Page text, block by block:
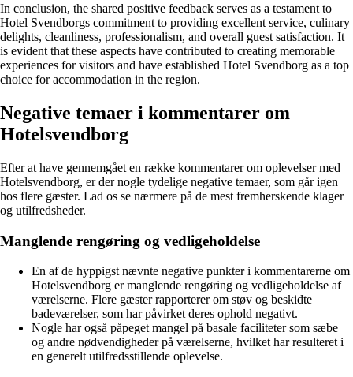
In conclusion, the shared positive feedback serves as a testament to
Hotel Svendborgs commitment to providing excellent service, culinary
delights, cleanliness, professionalism, and overall guest satisfaction. It
is evident that these aspects have contributed to creating memorable
experiences for visitors and have established Hotel Svendborg as a top
choice for accommodation in the region.
Negative temaer i kommentarer om
Hotelsvendborg
Efter at have gennemgået en række kommentarer om oplevelser med
Hotelsvendborg, er der nogle tydelige negative temaer, som går igen
hos flere gæster. Lad os se nærmere på de mest fremherskende klager
og utilfredsheder.
Manglende rengøring og vedligeholdelse
En af de hyppigst nævnte negative punkter i kommentarerne om
Hotelsvendborg er manglende rengøring og vedligeholdelse af
værelserne. Flere gæster rapporterer om støv og beskidte
badeværelser, som har påvirket deres ophold negativt.
Nogle har også påpeget mangel på basale faciliteter som sæbe
og andre nødvendigheder på værelserne, hvilket har resulteret i
en generelt utilfredsstillende oplevelse.